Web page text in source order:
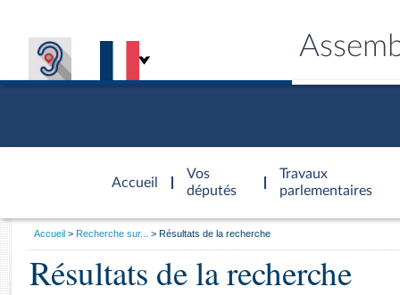
Accueil
d'accueil
Vos
députés
Travaux
parlementaires
Général
Vous
Accueil Recherche sur... Résultats de la recherche
Résultats de la recherche